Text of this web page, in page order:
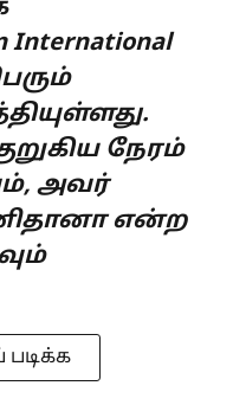
நேரம்
அவர்
என்ற